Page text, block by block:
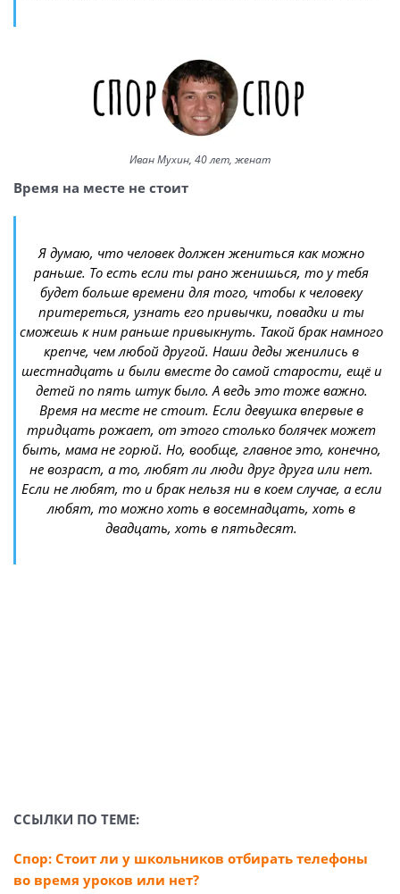
Иван Мухин, 40 лет, женат
Время на месте не стоит
Я думаю, что человек должен жениться как можно
раньше. То есть если ты рано женишься, то у тебя
будет больше времени для того, чтобы к человеку
притереться, узнать его привычки, повадки и ты
сможешь к ним раньше привыкнуть. Такой брак намного
крепче, чем любой другой. Наши деды женились в
шестнадцать и были вместе до самой старости, ещё и
детей по пять штук было. А ведь это тоже важно.
Время на месте не стоит. Если девушка впервые в
тридцать рожает, от этого столько болячек может
быть, мама не горюй. Но, вообще, главное это, конечно,
не возраст, а то, любят ли люди друг друга или нет.
Если не любят, то и брак нельзя ни в коем случае, а если
любят, то можно хоть в восемнадцать, хоть в
двадцать, хоть в пятьдесят.
ССЫЛКИ ПО ТЕМЕ:
Спор: Стоит ли у школьников отбирать телефоны
во время уроков или нет?